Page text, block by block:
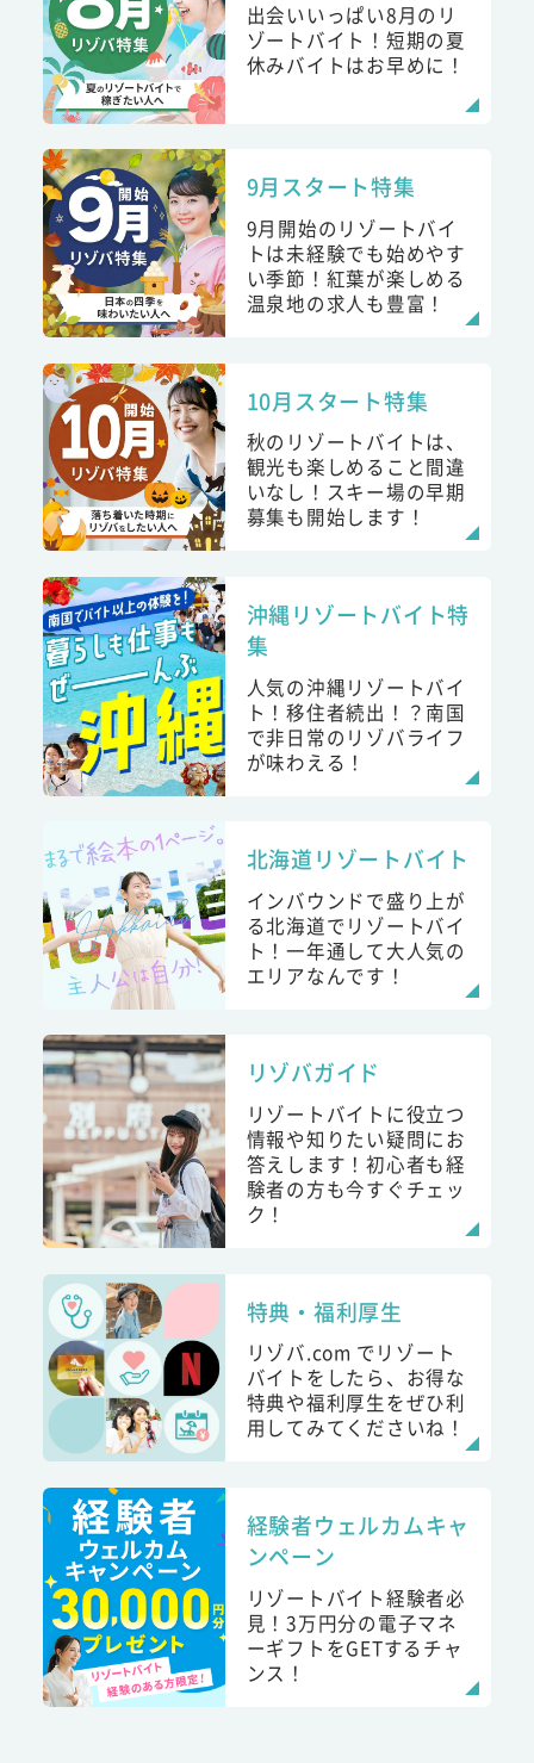
出会いいっぱい8月のリ
ゾートバイト！短期の夏
休みバイトはお早めに！
9月スタート特集
9月開始のリゾートバイ
トは未経験でも始めやす
い季節！紅葉が楽しめる
温泉地の求人も豊富！
10月スタート特集
秋のリゾートバイトは、
観光も楽しめること間違
いなし！スキー場の早期
募集も開始します！
沖縄リゾートバイト特
集
人気の沖縄リゾートバイ
ト！移住者続出！？南国
で非日常のリゾバライフ
が味わえる！
北海道リゾートバイト
インバウンドで盛り上が
る北海道でリゾートバイ
ト！一年通して大人気の
エリアなんです！
リゾバガイド
リゾートバイトに役立つ
情報や知りたい疑問にお
答えします！初心者も経
験者の方も今すぐチェッ
ク！
特典・福利厚生
リゾバ.com でリゾート
バイトをしたら、お得な
特典や福利厚生をぜひ利
用してみてくださいね！
経験者ウェルカムキャ
ンペーン
リゾートバイト経験者必
見！3万円分の電子マネ
ーギフトをGETするチャ
ンス！